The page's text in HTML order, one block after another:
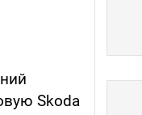
Skoda